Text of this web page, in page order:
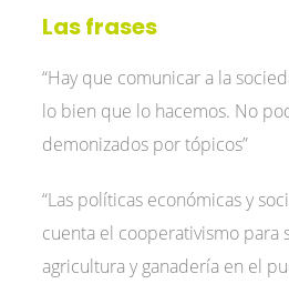
Las frases
“Hay que comunicar a la
lo bien que lo hacemos. No
demonizados por tópicos”
“Las políticas económicas y
cuenta el cooperativismo para
agricultura y ganadería en el